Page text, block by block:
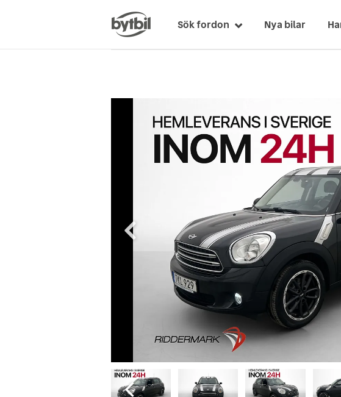
Sök fordon Nya bilar